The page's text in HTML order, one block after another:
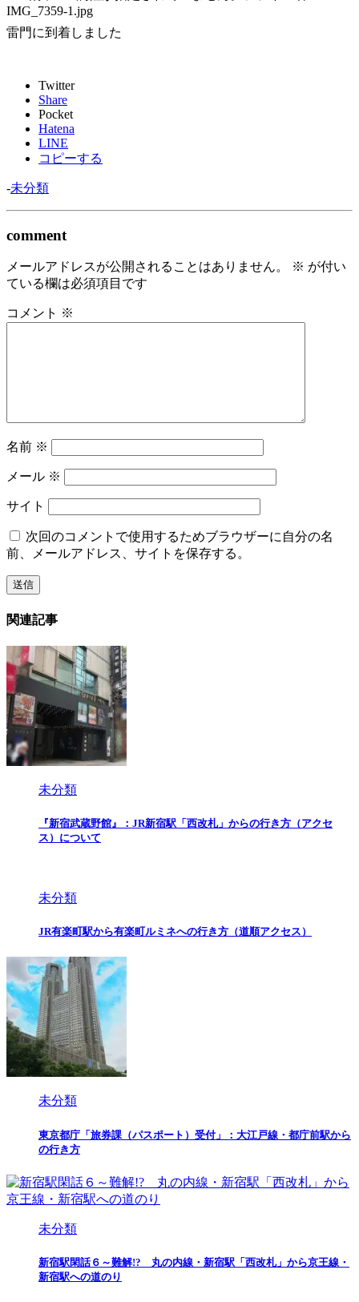
雷門に到着しました
Twitter
Share
Pocket
Hatena
LINE
コピーする
-未分類
comment
メールアドレスが公開されることはありません。 ※ が付い
ている欄は必須項目です
コメント ※
名前 ※
メール ※
サイト
次回のコメントで使用するためブラウザーに自分の名
前、メールアドレス、サイトを保存する。
関連記事
未分類
『新宿武蔵野館』：JR新宿駅「西改札」からの行き方（アクセ
ス）について
未分類
JR有楽町駅から有楽町ルミネへの行き方（道順アクセス）
未分類
東京都庁「旅券課（パスポート）受付」：大江戸線・都庁前駅から
の行き方
未分類
新宿駅閑話６～難解!? 丸の内線・新宿駅「西改札」から京王線・
新宿駅への道のり